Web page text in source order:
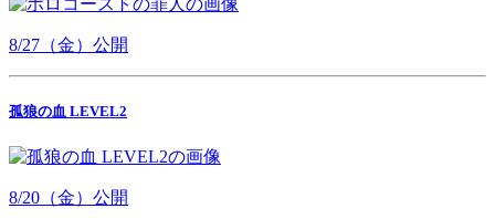
8/27（金）公開
孤狼の血 LEVEL2
8/20（金）公開